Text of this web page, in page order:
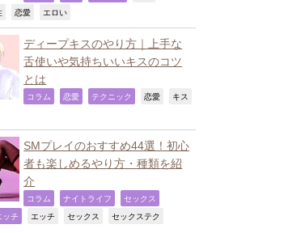
恋愛 エロい
ディープキスのやり方｜上手な
舌使いや気持ちいいキスのコツ
とは
コラム 恋愛 テクニック 恋愛 キス
SMプレイのおすすめ44選！初心
者も楽しめるやり方・種類を紹
介
コラム ナイトライフ セックス
ッチ エッチ セックス セックステク